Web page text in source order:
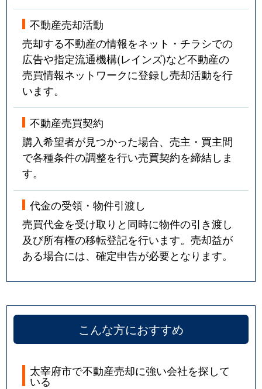
不動産売却活動
売却する不動産の情報をネット・チラシでの
広告や指定流通機構(レインズ)など不動産の
売買情報ネットワークに登録し売却活動を行
います。
不動産売買契約
購入希望者が見つかった場合、売主・買主間
で各種条件の調整を行い売買契約を締結しま
す。
代金の受領・物件引渡し
売買代金を受け取りと同時に物件の引き渡し
及び所有権の移転登記を行います。売却益が
ある場合には、確定申告が必要となります。
こんな方におすすめ
太宰府市で不動産売却に強い会社を探して
いる